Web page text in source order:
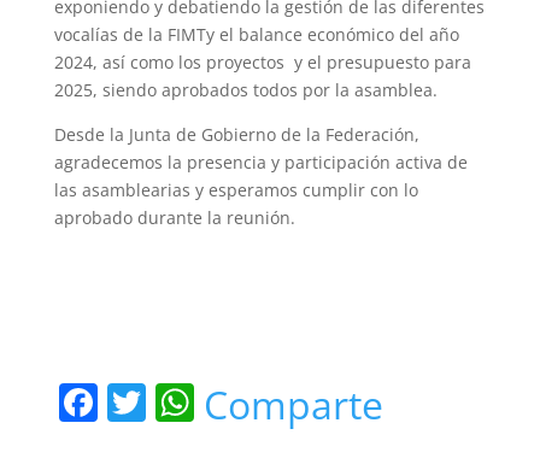
exponiendo y debatiendo la gestión de las diferentes
vocalías de la FIMTy el balance económico del año
2024, así como los proyectos y el presupuesto para
2025, siendo aprobados todos por la asamblea.
Desde la Junta de Gobierno de la Federación,
agradecemos la presencia y participación activa de
las asamblearias y esperamos cumplir con lo
aprobado durante la reunión.
F T W
Comparte